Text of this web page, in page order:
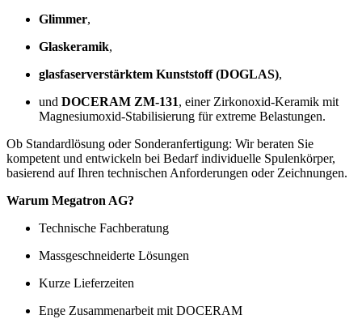
Glimmer,
Glaskeramik,
glasfaserverstärktem Kunststoff (DOGLAS),
und DOCERAM ZM-131, einer Zirkonoxid-Keramik mit
Magnesiumoxid-Stabilisierung für extreme Belastungen.
Ob Standardlösung oder Sonderanfertigung: Wir beraten Sie
kompetent und entwickeln bei Bedarf individuelle Spulenkörper,
basierend auf Ihren technischen Anforderungen oder Zeichnungen.
Warum Megatron AG?
Technische Fachberatung
Massgeschneiderte Lösungen
Kurze Lieferzeiten
Enge Zusammenarbeit mit DOCERAM